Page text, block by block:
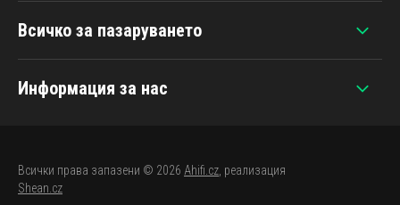
Всичко за пазаруването
Информация за нас
Всички права запазени © 2026 Ahifi.cz , реализация
Shean.cz